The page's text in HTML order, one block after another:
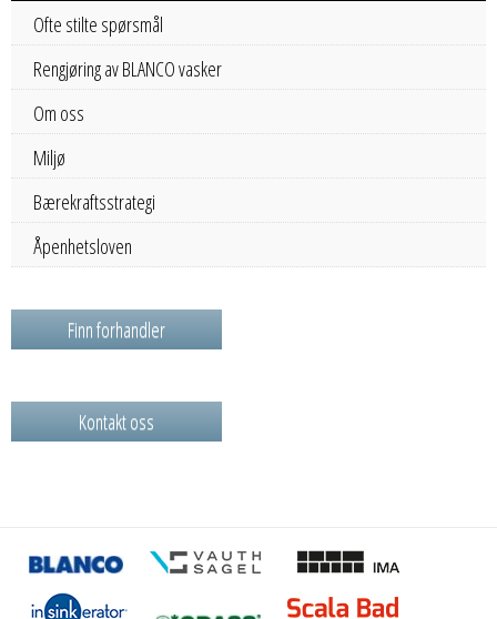
Ofte stilte spørsmål
Rengjøring av BLANCO vasker
Om oss
Miljø
Bærekraftsstrategi
Åpenhetsloven
Finn forhandler
Kontakt oss